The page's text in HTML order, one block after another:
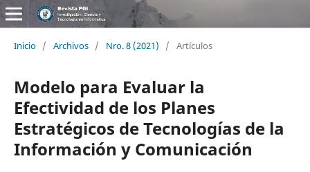
Inicio / Archivos / Nro. 8 (2021) / Artículos
Modelo para Evaluar la
Efectividad de los Planes
Estratégicos de Tecnologías de la
Información y Comunicación